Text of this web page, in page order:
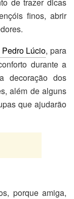
finos, abrir
Lúcio, para
durante a
decoração dos
além de alguns
que ajudarão
porque amiga,